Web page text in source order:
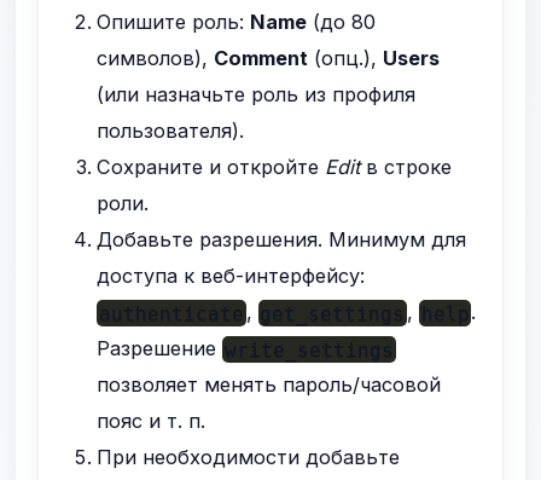
Опишите роль: Name (до 80
символов), Comment (опц.), Users
(или назначьте роль из профиля
пользователя).
Сохраните и откройте Editв строке
роли.
Добавьте разрешения. Минимум для
доступа к веб-интерфейсу:
authenticate, get_settings , help .
Разрешениеwrite_settings
позволяет менять пароль/часовой
пояс и т. п.
При необходимости добавьте